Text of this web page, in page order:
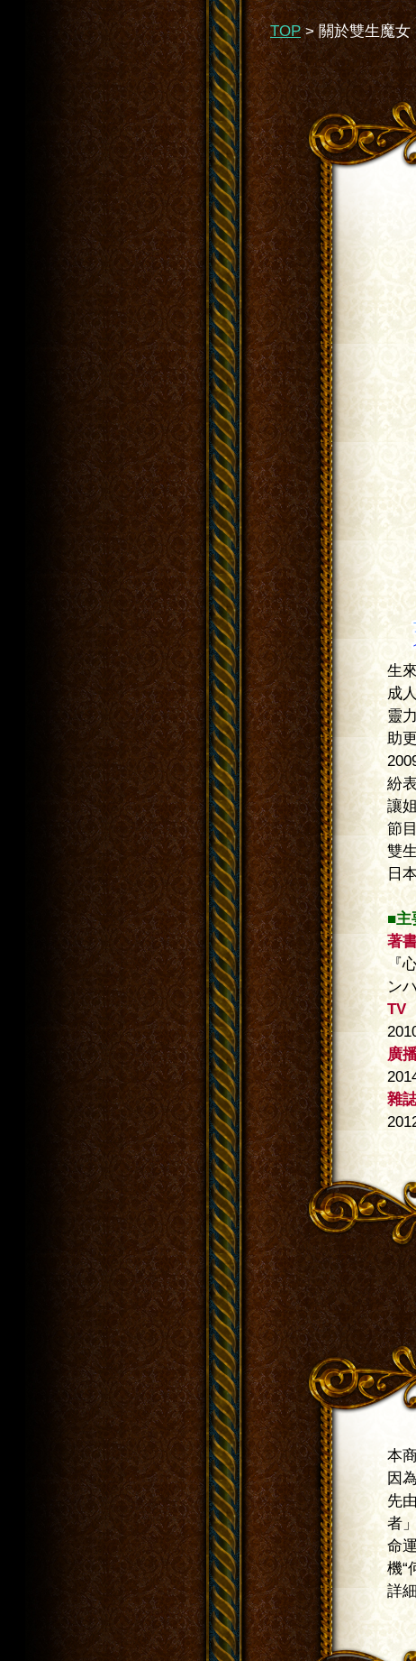
TOP>關於雙生魔女
生來
成人
靈力
助更多
2009
紛表
讓姐妹
節目。
雙生
日本深
■主要
著書
『心
ンハウ
TV
2010/
廣播
2014/
雜誌
2012/
本商
因為
先由
者」
命運
機“何
詳細